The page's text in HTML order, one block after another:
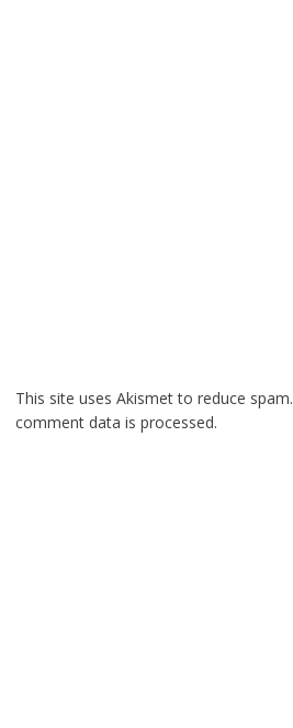
This site uses Akismet to reduce spam.
comment data is processed.